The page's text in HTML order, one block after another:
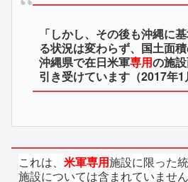
「しかし、その後も沖縄に
る状況は変わらず、国土面
沖縄県で在日米軍専用の施
引き受けています（2017年1
これは、 米軍専用施設に限った統
施設については含まれていません